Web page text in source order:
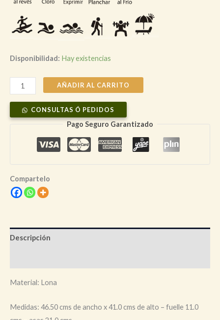
Disponibilidad: Hay existencias
Bolso
Lona
base
cantidad
AÑADIR AL CARRITO
CONSULTAS Ó PEDIDOS
Pago Seguro Garantizado
Compartelo
Descripción
Material: Lona
Medidas: 46.50 cms de ancho x 41.0 cms de alto – fuelle 11.0